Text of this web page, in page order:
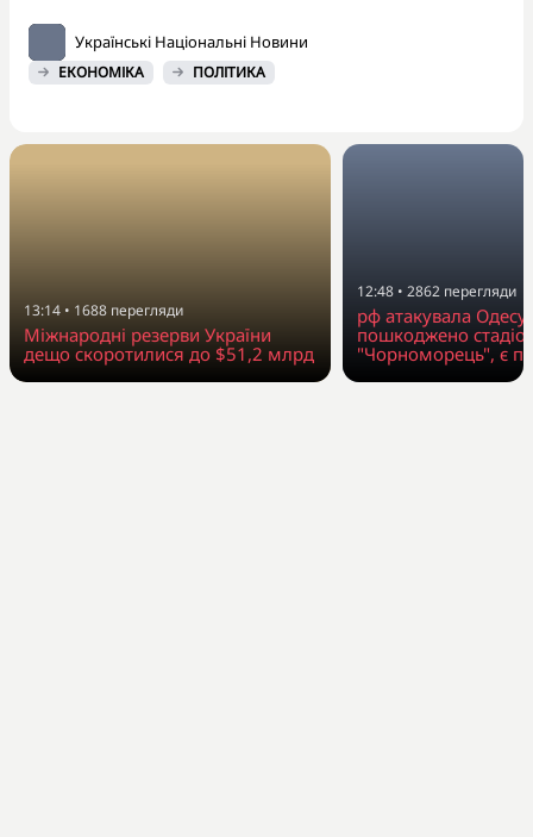
Українські Національні Новини
ЕКОНОМІКА ПОЛІТИКА
13:14 • 1688 перегляди
Міжнародні резерви України
дещо скоротилися до $51,2 млрд
12:48 • 2862 перегляди
рф атакувала
пошкоджено
"Чорноморець", є